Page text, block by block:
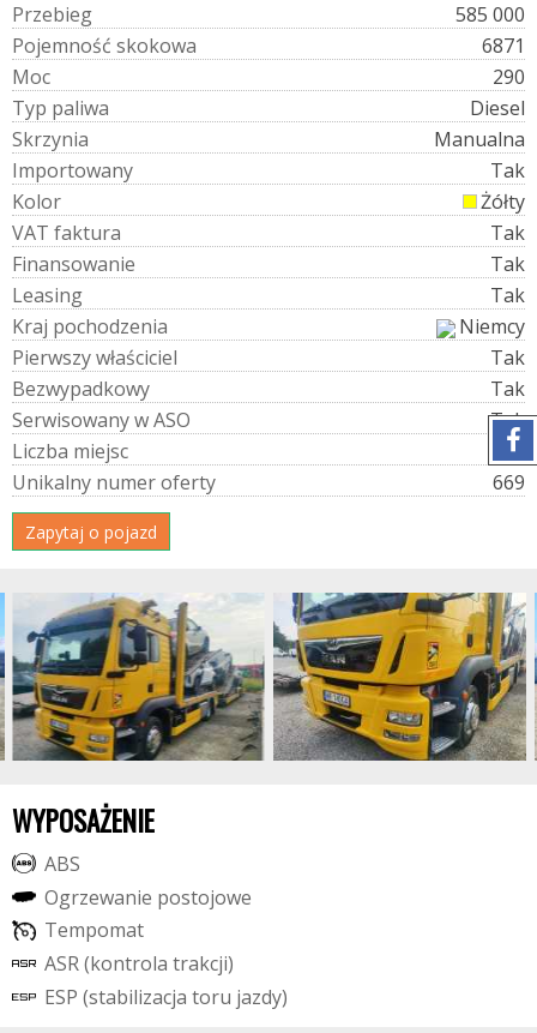
Przebieg
585 000
Pojemność skokowa
6871
Moc
290
Typ paliwa
Diesel
Skrzynia
Manualna
Importowany
Tak
Kolor
Żółty
VAT faktura
Tak
Finansowanie
Tak
Leasing
Tak
Kraj pochodzenia
Niemcy
Pierwszywłaściciel
Tak
Bezwypadkowy
Tak
SerwisowanywASO
Tak
Liczba miejsc
2
Unikalny numeroferty 669
Zapytaj o pojazd
WYPOSAŻENIE
ABS
Ogrzewanie postojowe
Tempomat
ASR(kontrola trakcji)
ESP (stabilizacja toru jazdy)